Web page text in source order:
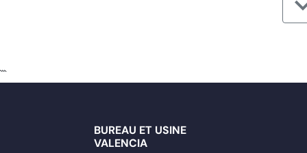
```
BUREAU ET USINE
VALENCIA